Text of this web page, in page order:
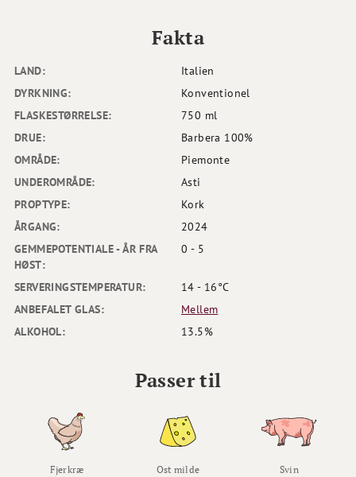
LAND:
Italien
DYRKNING:
Konventionel
FLASKESTØRRELSE:
750 ml
DRUE:
Barbera 100%
OMRÅDE:
Piemonte
UNDEROMRÅDE:
Asti
PROPTYPE:
Kork
ÅRGANG:
2024
GEMMEPOTENTIALE - ÅR FRA
HØST:
0 - 5
SERVERINGSTEMPERATUR:
14 - 16°C
ANBEFALET GLAS:
Mellem
ALKOHOL:
13.5%
Fakta
Passer til
Fjerkræ Ost milde Svin